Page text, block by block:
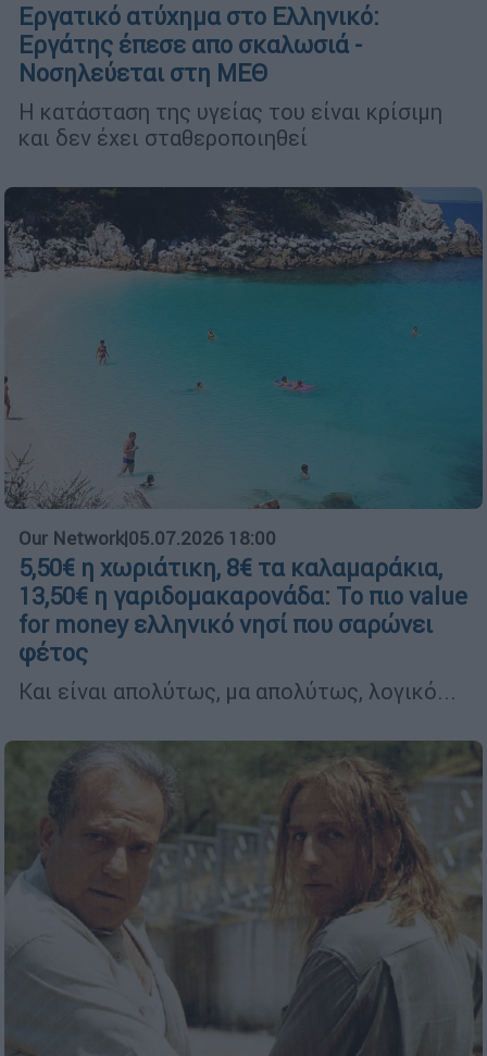
Εργατικό ατύχημα στο Ελληνικό:
Εργάτης έπεσε απο σκαλωσιά -
Νοσηλεύεται στη ΜΕΘ
Η κατάσταση της υγείας του είναι κρίσιμη
και δεν έχει σταθεροποιηθεί
Our Network|05.07.2026 18:00
5,50€ η χωριάτικη, 8€ τα καλαμαράκια,
13,50€ η γαριδομακαρονάδα: Το πιο value
for money ελληνικό νησί που σαρώνει
φέτος
Και είναι απολύτως, μα απολύτως, λογικό...